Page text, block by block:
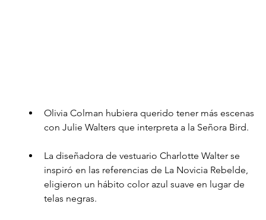
Olivia Colman hubiera querido tener más escenas
con Julie Walters que interpreta a la Señora Bird.
La diseñadora de vestuario Charlotte Walter se
inspiró en las referencias de La Novicia Rebelde,
eligieron un hábito color azul suave en lugar de
telas negras.